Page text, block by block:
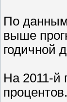
По данным
выше
годичной
На 2011-й
процентов.